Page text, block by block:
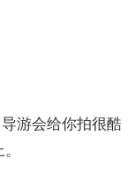
游会给你拍很酷